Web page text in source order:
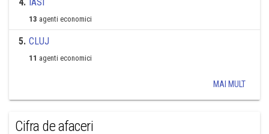
13 agenti economici
5. CLUJ
11 agenti economici
MAI MULT
Cifra de afaceri